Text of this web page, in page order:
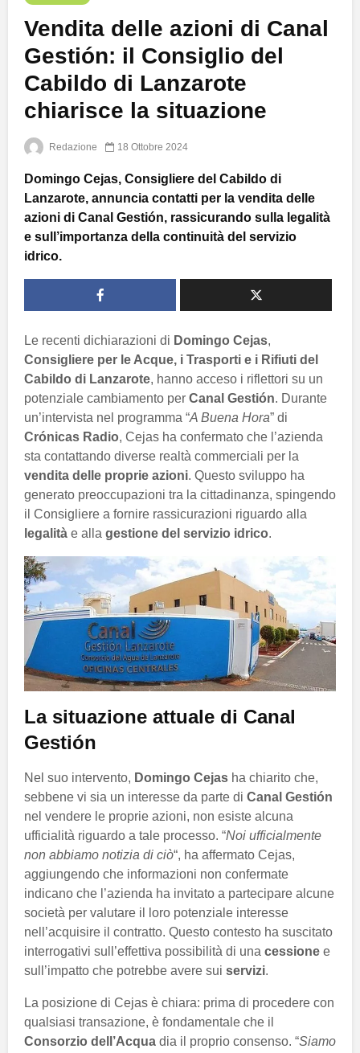
Vendita delle azioni di Canal
Gestión: il Consiglio del
Cabildo di Lanzarote
chiarisce la situazione
Redazione 18 Ottobre 2024
Domingo Cejas, Consigliere del Cabildo di
Lanzarote, annuncia contatti per la vendita delle
azioni di Canal Gestión, rassicurando sulla legalità
e sull’importanza della continuità del servizio
idrico.
Le recenti dichiarazioni di Domingo Cejas,
Consigliere per le Acque, i Trasporti e i Rifiuti del
Cabildo di Lanzarote, hanno acceso i riflettori su un
potenziale cambiamento per Canal Gestión. Durante
un’intervista nel programma “A Buena Hora” di
Crónicas Radio, Cejas ha confermato che l’azienda
sta contattando diverse realtà commerciali per la
vendita delle proprie azioni. Questo sviluppo ha
generato preoccupazioni tra la cittadinanza, spingendo
il Consigliere a fornire rassicurazioni riguardo alla
legalità e alla gestione del servizio idrico.
La situazione attuale di Canal
Gestión
Nel suo intervento, Domingo Cejas ha chiarito che,
sebbene vi sia un interesse da parte di Canal Gestión
nel vendere le proprie azioni, non esiste alcuna
ufficialità riguardo a tale processo. “Noi ufficialmente
non abbiamo notizia di ciò“, ha affermato Cejas,
aggiungendo che informazioni non confermate
indicano che l’azienda ha invitato a partecipare alcune
società per valutare il loro potenziale interesse
nell’acquisire il contratto. Questo contesto ha suscitato
interrogativi sull’effettiva possibilità di una cessione e
sull’impatto che potrebbe avere sui servizi.
La posizione di Cejas è chiara: prima di procedere con
qualsiasi transazione, è fondamentale che il
Consorzio dell’Acqua dia il proprio consenso. “Siamo